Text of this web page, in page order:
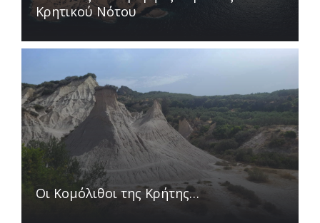
Κρητικού Νότου
Οι Κομόλιθοι της Κρήτης…